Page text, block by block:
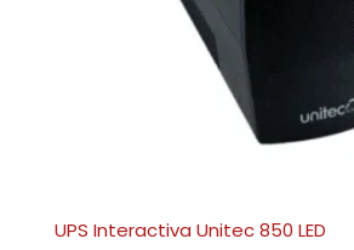
UPS Interactiva Unitec 850 LED